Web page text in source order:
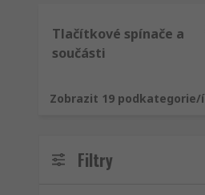
Tlačítkové spínače a
součásti
Zobrazit 19 podkategorie/í
Filtry